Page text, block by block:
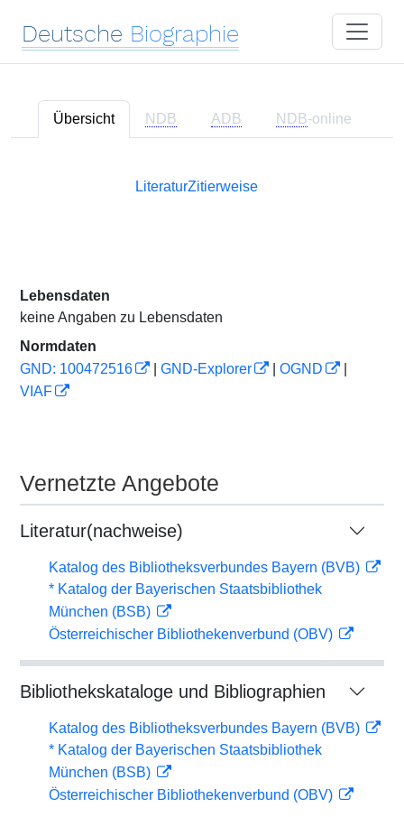
Deutsche Biographie
Übersicht NDB ADB NDB-online
LiteraturZitierweise
Lebensdaten
keine Angaben zu Lebensdaten
Normdaten
GND: 100472516
GND-Explorer OGND
VIAF
Vernetzte Angebote
Literatur(nachweise)
Katalog des Bibliotheksverbundes Bayern (BVB)
* Katalog der Bayerischen Staatsbibliothek
München (BSB)
Österreichischer Bibliothekenverbund (OBV)
Bibliothekskataloge und Bibliographien
Katalog des Bibliotheksverbundes Bayern (BVB)
* Katalog der Bayerischen Staatsbibliothek
München (BSB)
Österreichischer Bibliothekenverbund (OBV)